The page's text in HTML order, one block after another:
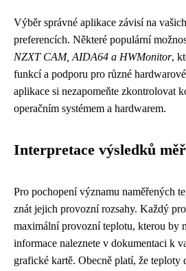
Výběr správné aplikace závisí na
preferencích. Některé populární
NZXT CAM, AIDA64 a HWMonitor,
funkcí a podporu pro různé
aplikace si nezapomeňte zkontrolovat
operačním systémem a hardwarem.
Interpretace výsledků
Pro pochopení významu naměřených
znát jejich provozní rozsahy. Každý
maximální provozní teplotu, kterou by
informace naleznete v dokumentaci k
grafické kartě. Obecně platí, že teploty